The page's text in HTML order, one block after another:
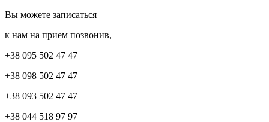
Вы можете записаться
к нам на прием позвонив,
+38 095 502 47 47
+38 098 502 47 47
+38 093 502 47 47
+38 044 518 97 97